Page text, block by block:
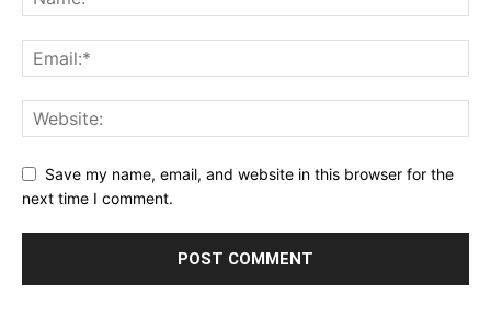
Save my name, email, and website in this browser for the
next time I comment.